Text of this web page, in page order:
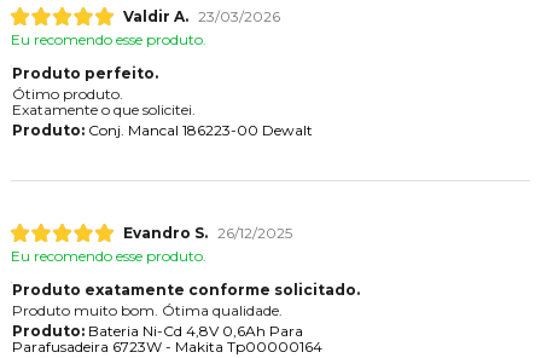
Valdir A. 23/03/2026
Eu recomendo esse produto.
Produto perfeito.
Ótimo produto.
Exatamente o que solicitei.
Produto:Conj. Mancal 186223-00 Dewalt
Evandro S. 26/12/2025
Eu recomendo esse produto.
Produto exatamente conforme solicitado.
Produto muito bom. Ótima qualidade.
Produto:Bateria Ni-Cd 4,8V 0,6Ah Para
Parafusadeira 6723W - Makita Tp00000164